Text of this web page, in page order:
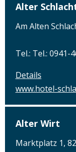
Alter
Am Alten
Tel.: Tel.: 0941-
Details
www.hotel-
Alter Wirt
Marktplatz 1,